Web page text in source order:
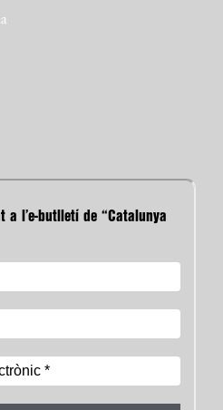
a l’e-butlletí de “Catalunya